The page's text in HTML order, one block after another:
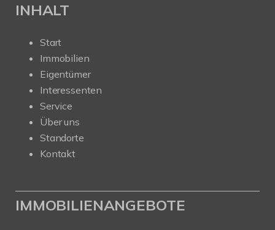
INHALT
Start
Immobilien
Eigentümer
Interessenten
Service
Über uns
Standorte
Kontakt
IMMOBILIENANGEBOTE